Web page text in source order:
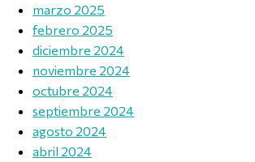
marzo 2025
febrero 2025
diciembre 2024
noviembre 2024
octubre 2024
septiembre 2024
agosto 2024
abril 2024